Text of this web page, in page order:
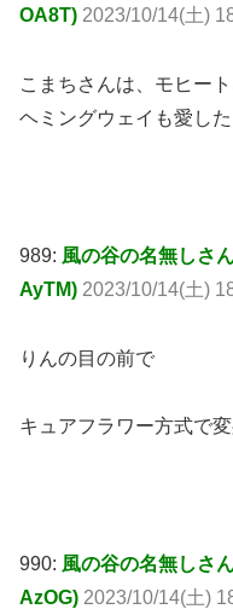
OA8T) 2023/10/14(土)
こまちさんは、モヒート
ヘミングウェイも愛し
989: 風の谷の名無しさ
AyTM) 2023/10/14(土)
りんの目の前で
キュアフラワー方式で
990: 風の谷の名無しさ
AzOG) 2023/10/14(土)